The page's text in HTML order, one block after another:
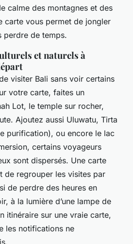
calme des montagnes et des
carte vous permet de jongler
perdre de temps.
et naturels à
visiter Bali sans voir certains
votre carte, faites un
Lot, le temple sur rocher,
Ajoutez aussi Uluwatu, Tirta
purification), ou encore le lac
certains voyageurs
sont dispersés. Une carte
de regrouper les visites par
de perdre des heures en
à la lumière d’une lampe de
itinéraire sur une vraie carte,
les notifications ne